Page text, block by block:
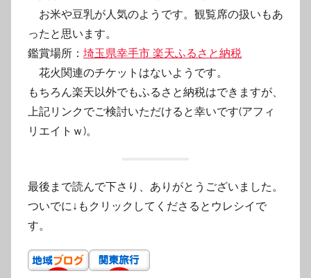
お米や豆乳が人気のようです。観覧席の扱いもあ
ったと思います。
鑑賞場所： 埼玉県幸手市 楽天ふるさと納税
花火関連のチケットはないようです。
もちろん楽天以外でもふるさと納税はできますが、
上記リンクでご検討いただけると幸いです(アフィ
リエイトｗ)。
最後まで読んで下さり、ありがとうございました。
ついでに↓もクリックしてくださるとウレシイで
す。